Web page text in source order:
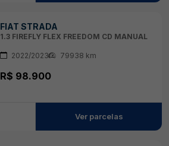
FIAT STRADA
1.3 FIREFLY FLEX FREEDOM CD MANUAL
2022/2023 79938 km
R$ 98.900
Ver parcelas